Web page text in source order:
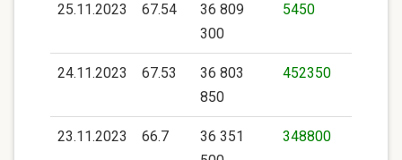
25.11.2023 67.54
36 809
300
5450
24.11.2023 67.53
36 803
850
452350
23.11.2023 66.7
36 351
348800